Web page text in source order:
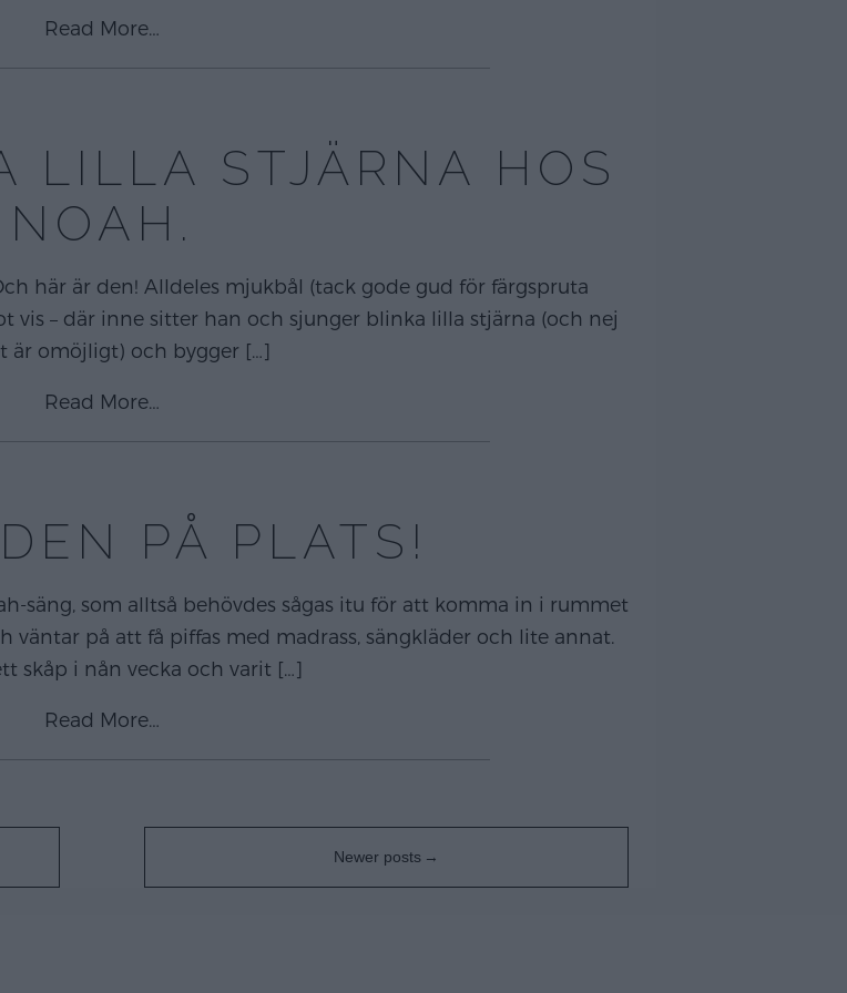
Read More…
LILLA STJÄRNA HOS
NOAH.
här är den! Alldeles mjukbål (tack gode gud för färgspruta
vis – där inne sitter han och sjunger blinka lilla stjärna (och nej
är omöjligt) och bygger […]
Read More…
PÅ PLATS!
säng, som alltså behövdes sågas itu för att komma in i rummet
väntar på att få piffas med madrass, sängkläder och lite annat.
skåp i nån vecka och varit […]
Read More…
Newer posts